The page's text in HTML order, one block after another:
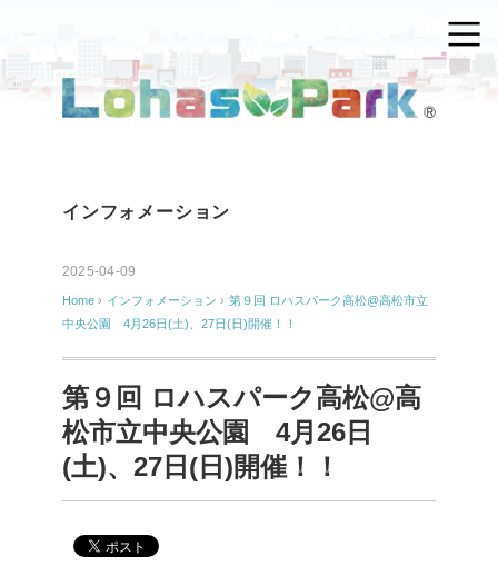
インフォメーション
2025-04-09
Home › インフォメーション › 第９回 ロハスパーク高松@高松市立
中央公園 4月26日(土)、27日(日)開催！！
第９回 ロハスパーク高松@高
松市立中央公園 4月26日
(土)、27日(日)開催！！